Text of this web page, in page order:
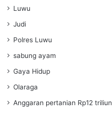
Luwu
Judi
Polres Luwu
sabung ayam
Gaya Hidup
Olaraga
Anggaran pertanian Rp12 triliun